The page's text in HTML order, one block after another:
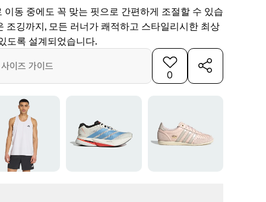
동 중에도 꼭 맞는 핏으로 간편하게 조절할 수 있습
조깅까지, 모든 러너가 쾌적하고 스타일리시한 최상
도록 설계되었습니다.
사이즈 가이드
0